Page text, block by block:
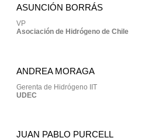
ASUNCIÓN BORRÁS
VP
Asociación de Hidrógeno de Chile
ANDREA MORAGA
Gerenta de Hidrógeno IIT
UDEC
JUAN PABLO PURCELL